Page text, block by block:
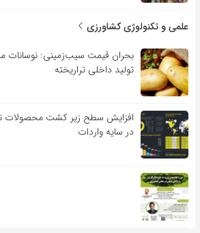
علمی و تکنولوژی کشاورزی
بحران قیمت سیب‌زمینی: نوسانات
تولید داخلی تراریخته
افزایش سطح زیر کشت محصولات
در سایه واردات